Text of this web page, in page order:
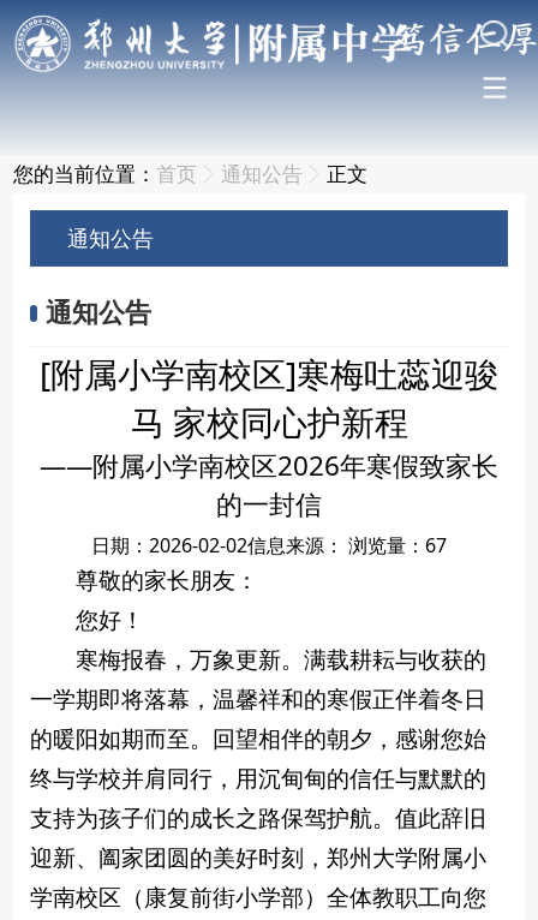
您的当前位置：首页 通知公告 正文
通知公告
通知公告
[附属小学南校区]寒梅吐蕊迎骏
马 家校同心护新程
——附属小学南校区2026年寒假致家长
的一封信
日期：2026-02-02信息来源： 浏览量： 67
尊敬的家长朋友：
您好！
寒梅报春，万象更新。满载耕耘与收获的
一学期即将落幕，温馨祥和的寒假正伴着冬日
的暖阳如期而至。回望相伴的朝夕，感谢您始
终与学校并肩同行，用沉甸甸的信任与默默的
支持为孩子们的成长之路保驾护航。值此辞旧
迎新、阖家团圆的美好时刻，郑州大学附属小
学南校区（康复前街小学部）全体教职工向您